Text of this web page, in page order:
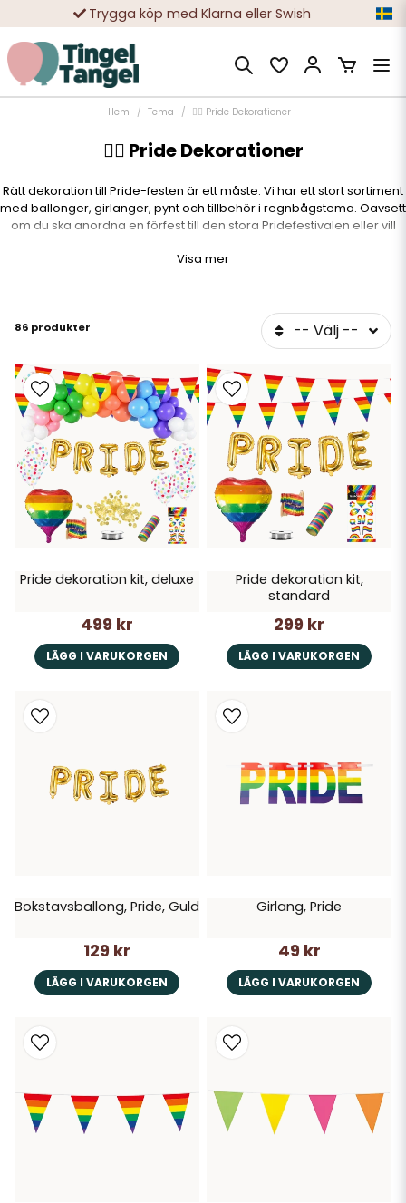
10 000-tals nöjda kunder
Hem Tema 🏳️‍🌈 Pride Dekorationer
🏳️‍🌈 Pride Dekorationer
Rätt dekoration till Pride-festen är ett måste. Vi har ett stort sortiment
med ballonger, girlanger, pynt och tillbehör i regnbågstema. Oavsett
om du ska anordna en förfest till den stora Pridefestivalen eller vill
firas med glädje och dekorationen är ett viktigt inslag för att få den
Visa mer
86 produkter -- Välj --
Pride dekoration kit, deluxe
499 kr
LÄGG I VARUKORGEN
Pride dekoration kit,
standard
299 kr
LÄGG I VARUKORGEN
Bokstavsballong, Pride, Guld
129 kr
LÄGG I VARUKORGEN
Girlang, Pride
49 kr
LÄGG I VARUKORGEN